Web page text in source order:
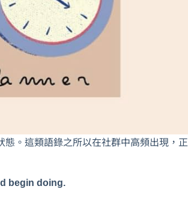
。這類語錄之所以在社群中高頻出現，正
begin doing.